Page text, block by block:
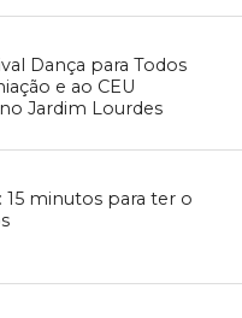
Dança para Todos
e ao CEU
Jardim Lourdes
15 minutos para ter o